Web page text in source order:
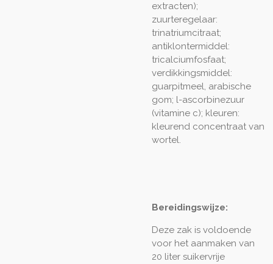
extracten);
zuurteregelaar:
trinatriumcitraat;
antiklontermiddel:
tricalciumfosfaat;
verdikkingsmiddel:
guarpitmeel, arabische
gom; l-ascorbinezuur
(vitamine c); kleuren:
kleurend concentraat van
wortel.
Bereidingswijze:
Deze zak is voldoende
voor het aanmaken van
20 liter suikervrije